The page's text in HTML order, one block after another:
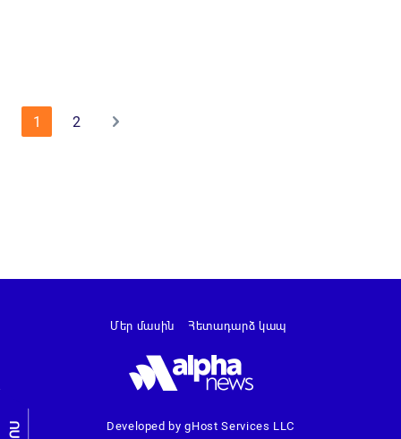
1 2
Developed by gHost Services LLC
Մեր մասին Հետադարձ կապ